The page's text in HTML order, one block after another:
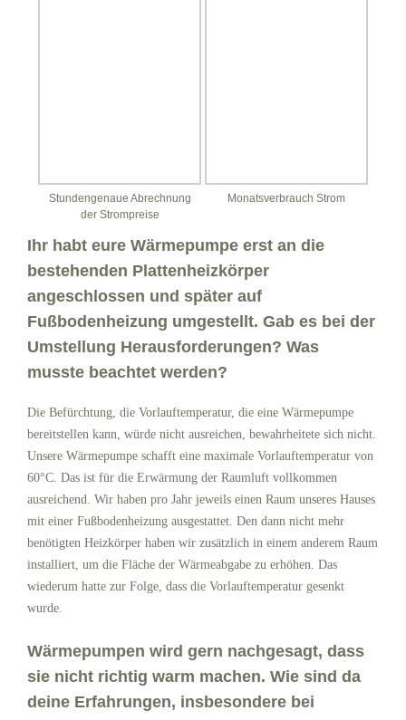
Stundengenaue Abrechnung
der Strompreise
Monatsverbrauch Strom
Ihr habt eure Wärmepumpe erst an die
bestehenden Plattenheizkörper
angeschlossen und später auf
Fußbodenheizung umgestellt. Gab es bei der
Umstellung Herausforderungen? Was
musste beachtet werden?
Die Befürchtung, die Vorlauftemperatur, die eine Wärmepumpe
bereitstellen kann, würde nicht ausreichen, bewahrheitete sich nicht.
Unsere Wärmepumpe schafft eine maximale Vorlauftemperatur von
60°C. Das ist für die Erwärmung der Raumluft vollkommen
ausreichend. Wir haben pro Jahr jeweils einen Raum unseres Hauses
mit einer Fußbodenheizung ausgestattet. Den dann nicht mehr
benötigten Heizkörper haben wir zusätzlich in einem anderem Raum
installiert, um die Fläche der Wärmeabgabe zu erhöhen. Das
wiederum hatte zur Folge, dass die Vorlauftemperatur gesenkt
wurde.
Wärmepumpen wird gern nachgesagt, dass
sie nicht richtig warm machen. Wie sind da
deine Erfahrungen, insbesondere bei